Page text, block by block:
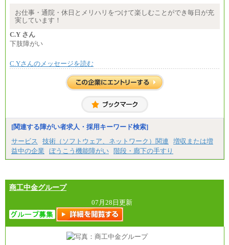
間額換算額）
・退職金相当手当 37円
お仕事・通院・休日とメリハリをつけて楽しむことができ毎日が充
実しています！
C.Y さん
下肢障がい
C.Yさんのメッセージを読む
[関連する障がい者求人・採用キーワード検索]
サービス
技術（ソフトウェア、ネットワーク）関連
増収または増
益中の企業
ぼうこう機能障がい 階段・廊下の手すり
商工中金グループ
07月28日更新